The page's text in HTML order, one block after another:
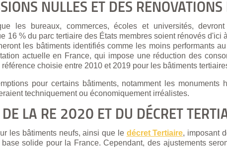
NULLES ET DES RÉNOVATIONS
les bureaux, commerces, écoles et universités,
16 % du parc tertiaire des États membres soient rénovés d'ici
les bâtiments identifiés comme les moins performants
actuelle en France, qui impose une réduction des
choisie entre 2010 et 2019 pour les bâtiments
pour certains bâtiments, notamment les monuments
techniquement ou économiquement irréalistes.
LA RE 2020 ET DU DÉCRET
les bâtiments neufs, ainsi que le décret Tertiaire, imposant
solide pour la France. Cependant, des ajustements